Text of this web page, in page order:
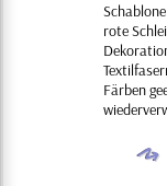
rote
Färben
O